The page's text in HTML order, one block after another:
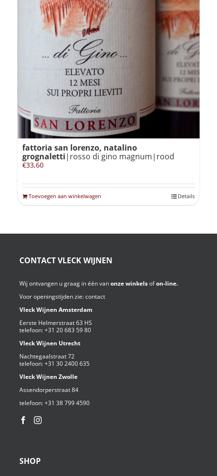
fattoria san lorenzo, natalino
grognaletti|rosso di gino magnum|rood
€33,60
Toevoegen aan winkelwagen Details
CONTACT VLECK WIJNEN
Wij ontvangen u graag in één vanonze winkelsofon-line.
Voor openingstijden zie:contact
Vleck Wijnen Amsterdam
Eerste Helmerstraat 63 HS
telefoon:+31 20 683 59 80
Vleck Wijnen Utrecht
Nachtegaalstraat 72
telefoon:+31 30 2400 635
Vleck Wijnen Zwolle
Assendorperstraat 84
telefoon:+31 38 799 4590⁩
SHOP